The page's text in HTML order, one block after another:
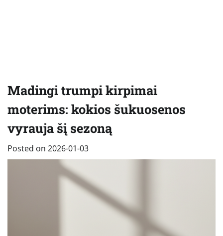
Madingi trumpi kirpimai
moterims: kokios šukuosenos
vyrauja šį sezoną
Posted on 2026-01-03